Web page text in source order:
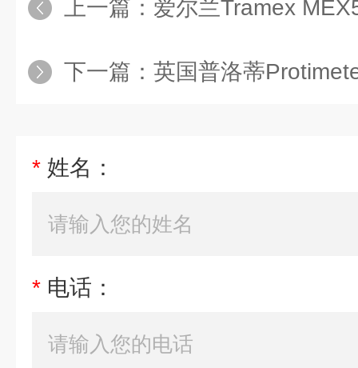
上一篇： 爱尔兰Tramex MEX5
下一篇： 英国普洛蒂Protimeter
* 姓名：
* 电话：